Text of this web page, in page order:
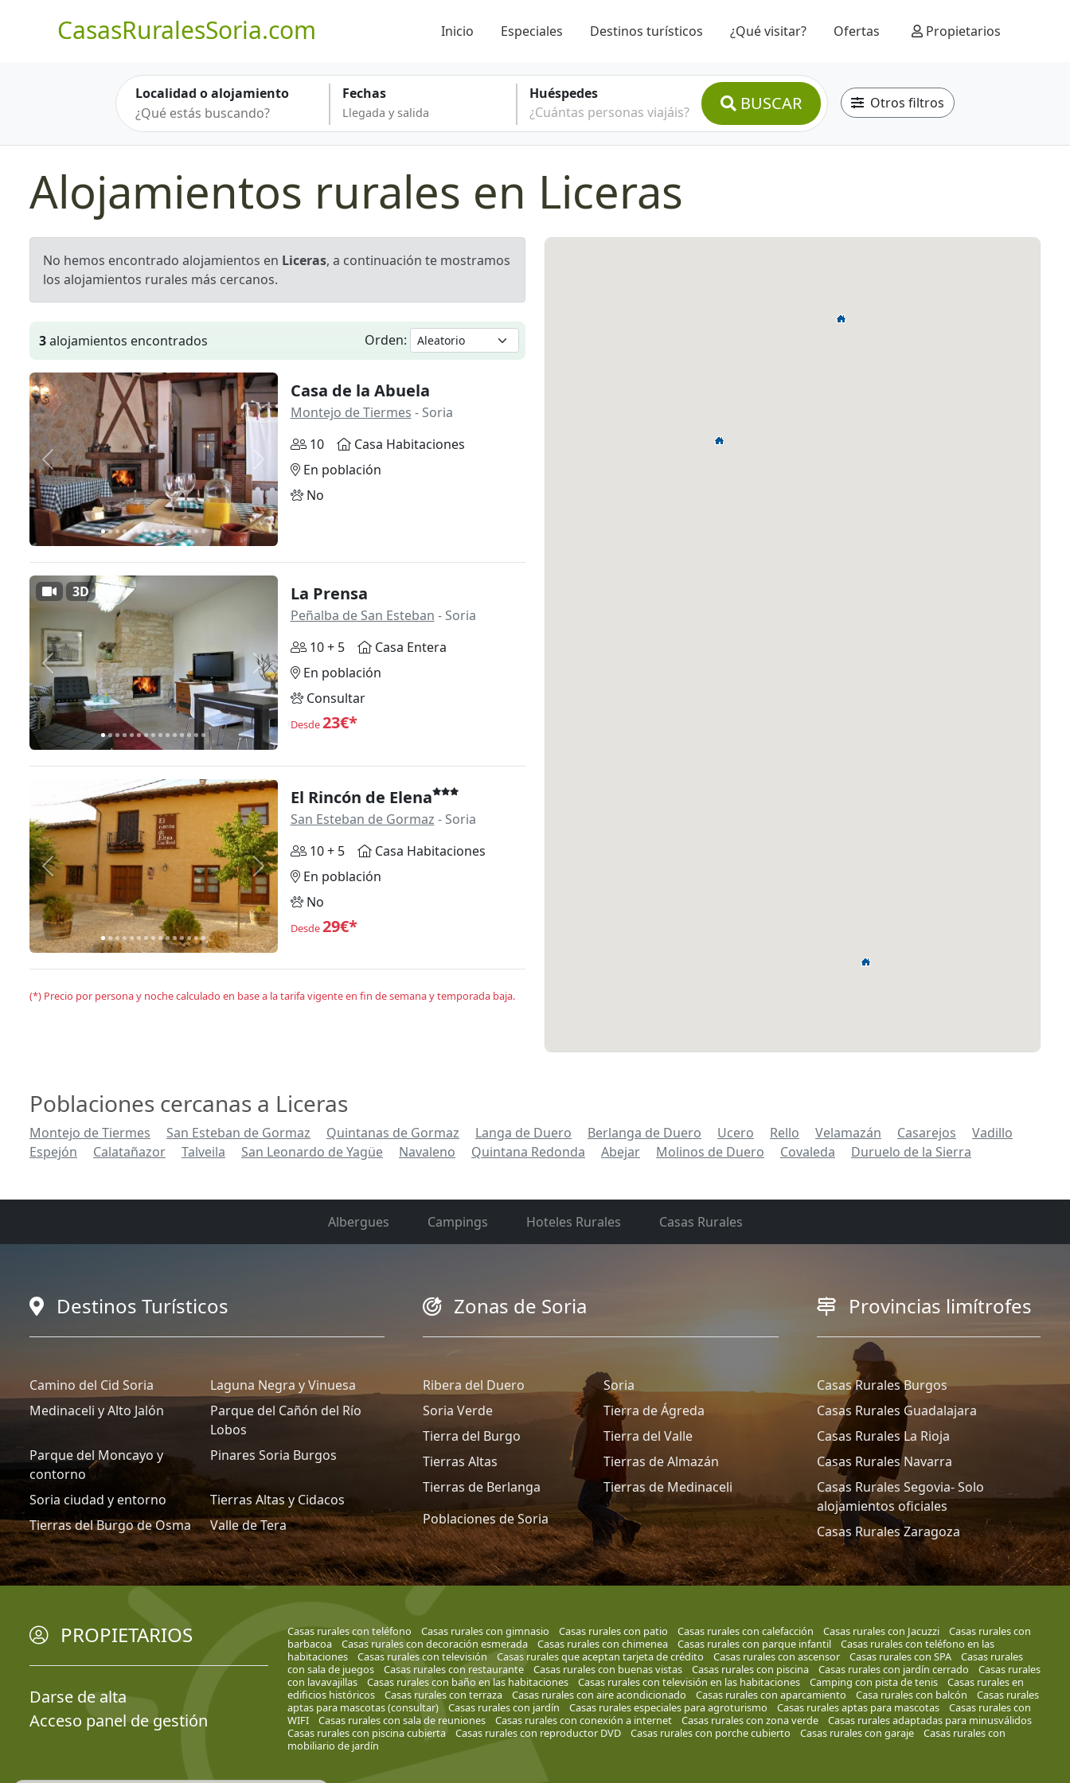
CasasRuralesSoria.com Inicio Especiales Destinos turísticos ¿Qué visitar? Ofertas Propietarios
Localidad o alojamiento Fechas
Huéspedes
¿Cuántas personas viajáis?
BUSCAR Otros filtros
Alojamientos rurales en Liceras
No hemos encontrado alojamientos en Liceras, a continuación te mostramos
los alojamientos rurales más cercanos.
3alojamientos encontrados Orden:
Anterior Siguiente
Casa de la Abuela
Montejo de Tiermes - Soria
10
Casa Habitaciones
En población
No
Anterior Siguiente
3D La Prensa
Peñalba de San Esteban - Soria
10 + 5
Casa Entera
En población
Consultar
Desde23€*
Anterior Siguiente
El Rincón de Elena
San Esteban de Gormaz - Soria
10 + 5
Casa Habitaciones
En población
No
Desde29€*
(*) Precio por persona y noche calculado en base a la tarifa vigente en fin de semana y temporada baja.
Poblaciones cercanas a Liceras
Montejo de Tiermes San Esteban de Gormaz Quintanas de Gormaz Langa de Duero Berlanga de Duero Ucero Rello Velamazán Casarejos
Vadillo
Espejón
Calatañazor Talveila San Leonardo de Yagüe Navaleno Quintana Redonda Abejar Molinos de Duero Covaleda Duruelo de la Sierra
Albergues Campings Hoteles Rurales Casas Rurales
Destinos Turísticos
Camino del Cid Soria
Laguna Negra y Vinuesa
Medinaceli y Alto Jalón
Parque del Cañón del Río
Lobos
Parque del Moncayo y
contorno
Pinares Soria Burgos
Soria ciudad y entorno
Tierras Altas y Cidacos
Tierras del Burgo de Osma
Valle de Tera
Zonas de Soria
Ribera del Duero
Soria
Soria Verde
Tierra de Ágreda
Tierra del Burgo
Tierra del Valle
Tierras Altas
Tierras de Almazán
Tierras de Berlanga
Tierras de Medinaceli
Poblaciones de Soria
Provincias limítrofes
Casas Rurales Burgos
Casas Rurales Guadalajara
Casas Rurales La Rioja
Casas Rurales Navarra
Casas Rurales Segovia- Solo
alojamientos oficiales
Casas Rurales Zaragoza
PROPIETARIOS
Darse de alta
Acceso panel de gestión
Casas rurales con teléfono Casas rurales con gimnasio Casas rurales con patio Casas rurales con calefacción Casas rurales con Jacuzzi
Casas rurales con
barbacoa
Casas rurales con decoración esmerada Casas rurales con chimenea Casas rurales con parque infantil
Casas rurales con teléfono en las
habitaciones
Casas rurales con televisión Casas rurales que aceptan tarjeta de crédito Casas rurales con ascensor Casas rurales con SPA
Casas rurales
con sala de juegos
Casas rurales con restaurante Casas rurales con buenas vistas Casas rurales con piscina Casas rurales con jardín cerrado
Casas rurales
con lavavajillas
Casas rurales con baño en las habitaciones Casas rurales con televisión en las habitaciones Camping con pista de tenis
Casas rurales en
edificios históricos
Casas rurales con terraza Casas rurales con aire acondicionado Casas rurales con aparcamiento Casa rurales con balcón
Casas rurales
aptas para mascotas (consultar)
Casas rurales con jardín Casas rurales especiales para agroturismo Casas rurales aptas para mascotas
Casas rurales con
WIFI
Casas rurales con sala de reuniones Casas rurales con conexión a internet Casas rurales con zona verde
Casas rurales adaptadas para minusválidos
Casas rurales con piscina cubierta
Casas rurales con reproductor DVD Casas rurales con porche cubierto Casas rurales con garaje
Casas rurales con
mobiliario de jardín